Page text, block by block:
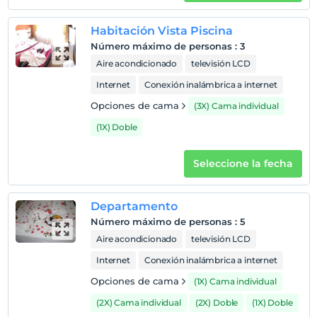
aeropuerto Izmir Adnan Menderes. Se encuentra a 17 km
de Kuşadası y Söke, y se encuentra a una distancia de
viaje de un día a lugares históricos y turísticos como
Pamukkale, el parque nacional, Éfeso, la Virgen María,
Şirince, la cueva de Zeus.
Se encuentra a 200 metros de la playa.
Mostrar en el
mapa
Políticas del hotel
Entrada
Después de 14:00
Antes de las 12:00
Habitación Vista Piscina
Número máximo de personas : 3
Aire acondicionado
televisión LCD
Internet
Conexión inalámbrica a internet
Opciones de cama
(3X) Cama individual
(1X) Doble
Seleccione la fecha
Departamento
Número máximo de personas : 5
Aire acondicionado
televisión LCD
Internet
Conexión inalámbrica a internet
Opciones de cama
(1X) Cama individual
(2X) Cama individual
(2X) Doble (1X) Doble